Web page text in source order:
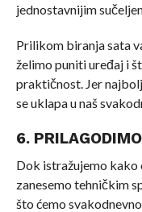
jednostavnijim
Prilikom biranja sata
želimo puniti uređaj i
praktičnost. Jer
se uklapa u naš
6.
Dok istražujemo kako
zanesemo tehničkim
što ćemo